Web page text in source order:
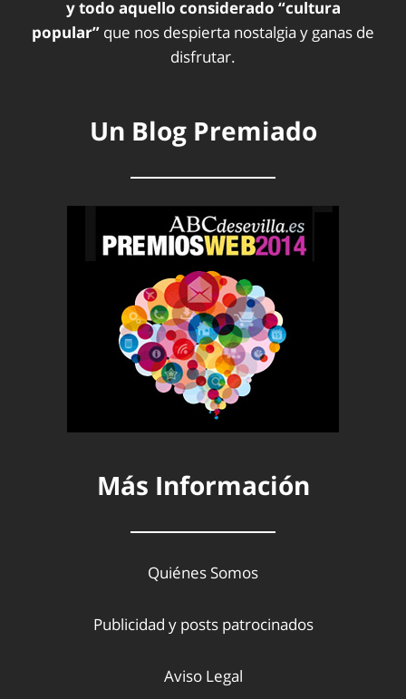
y todo aquello considerado “cultura
popular” que nos despierta nostalgia y ganas de
disfrutar.
Un Blog Premiado
Más Información
Quiénes Somos
Publicidad y posts patrocinados
Aviso Legal